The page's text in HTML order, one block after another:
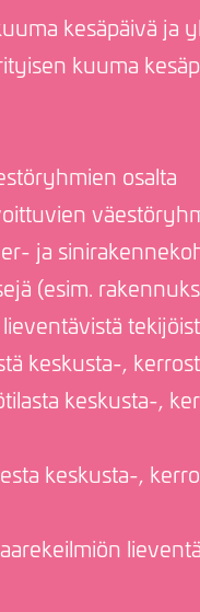
kesäpäivä ja
kuuma
osalta
ja
(esim.
keskusta-,
keskusta-,
keskusta-,